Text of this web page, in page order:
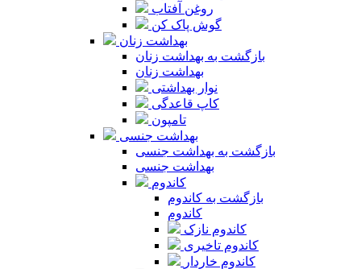
روغن آفتاب
گوش پاک کن
بهداشت زنان
بازگشت به بهداشت زنان
بهداشت زنان
نوار بهداشتی
کاپ قاعدگی
تامپون
بهداشت جنسی
بازگشت به بهداشت جنسی
بهداشت جنسی
کاندوم
بازگشت به کاندوم
کاندوم
کاندوم نازک
کاندوم تاخیری
کاندوم خاردار